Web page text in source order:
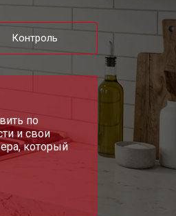
Заказать
Заказать
Контроль
по
и свои
который